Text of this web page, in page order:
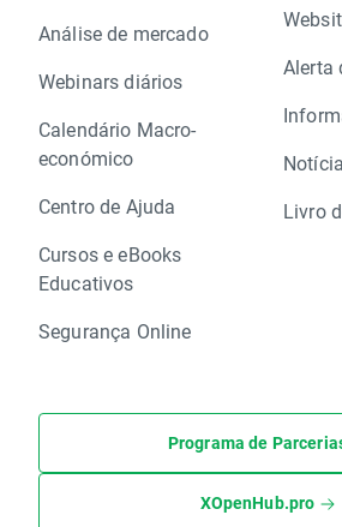
Análise de mercado
Webinars diários
Calendário Macro-
económico
Centro de Ajuda
Cursos e eBooks
Educativos
Segurança Online
Alerta
Livro
Programa de
XOpenHub.pro